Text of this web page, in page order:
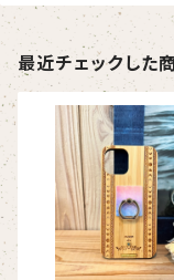
最近チェックした